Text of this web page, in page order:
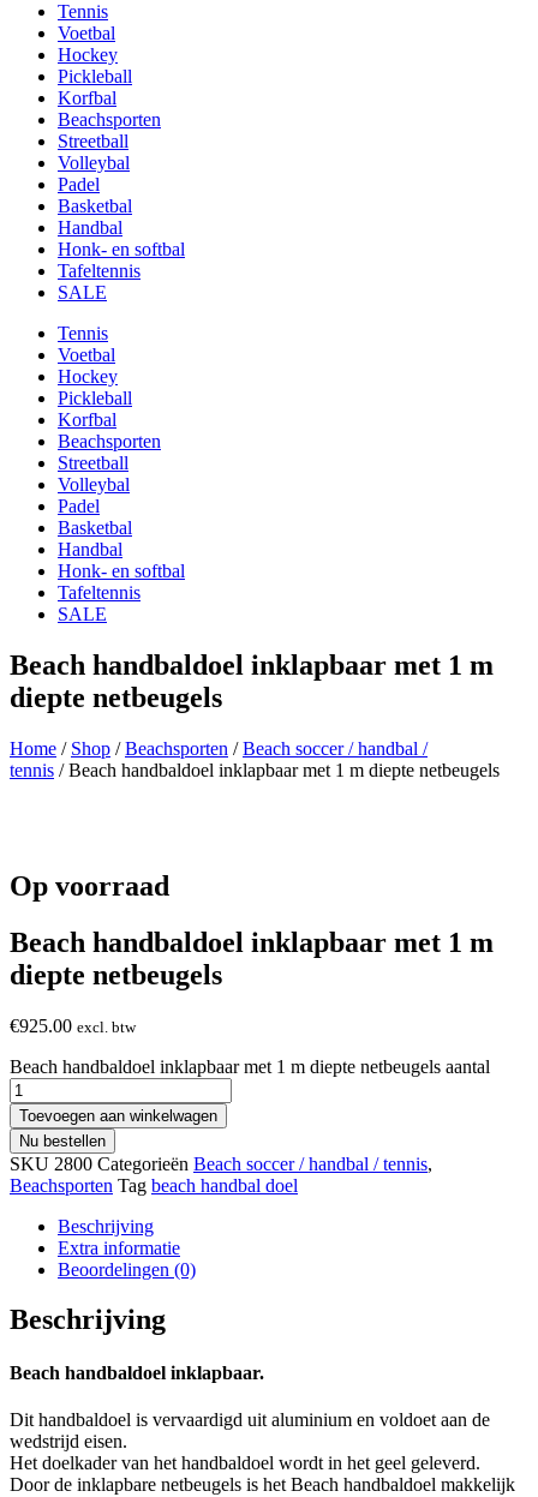
Tennis
Voetbal
Hockey
Pickleball
Korfbal
Beachsporten
Streetball
Volleybal
Padel
Basketbal
Handbal
Honk- en softbal
Tafeltennis
SALE
Tennis
Voetbal
Hockey
Pickleball
Korfbal
Beachsporten
Streetball
Volleybal
Padel
Basketbal
Handbal
Honk- en softbal
Tafeltennis
SALE
Beach handbaldoel inklapbaar met 1 m
diepte netbeugels
Home / Shop /Beachsporten /Beach soccer / handbal /
tennis / Beach handbaldoel inklapbaar met 1 m diepte netbeugels
Op voorraad
Beach handbaldoel inklapbaar met 1 m
diepte netbeugels
€925.00 excl. btw
Beach handbaldoel inklapbaar met 1 m diepte netbeugels aantal
Toevoegen aan winkelwagen
Nu bestellen
SKU 2800 Categorieën Beach soccer / handbal / tennis,
Beachsporten Tag beach handbal doel
Beschrijving
Extra informatie
Beoordelingen (0)
Beschrijving
Beach handbaldoel inklapbaar.
Dit handbaldoel is vervaardigd uit aluminium en voldoet aan de
wedstrijd eisen.
Het doelkader van het handbaldoel wordt in het geel geleverd.
Door de inklapbare netbeugels is het Beach handbaldoel makkelijk